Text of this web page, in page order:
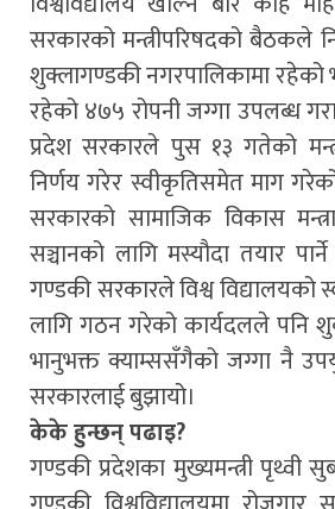
सरकारको मन्त्रीपरिषदको बैठकले
शुक्लागण्डकी नगरपालिकामा
रहेको ४७५ रोपनी जग्गा उपलब्ध
प्रदेश सरकारले पुस १३ गतेको
निर्णय गरेर स्वीकृतिसमेत माग
सरकारको सामाजिक विकास
सञ्चानको लागि मस्यौदा तयार
गण्डकी सरकारले विश्व
लागि गठन गरेको कार्यदलले पनि
भानुभक्त क्याम्ससँगैको जग्गा नै
सरकारलाई बुझायो।
केके हुन्छन् पढाइ?
गण्डकी प्रदेशका मुख्यमन्त्री पृथ्वी